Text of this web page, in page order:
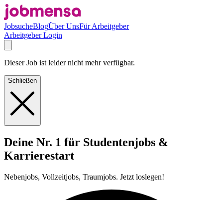
JobsucheBlogÜber UnsFür Arbeitgeber
Arbeitgeber Login
Dieser Job ist leider nicht mehr verfügbar.
Schließen
Deine Nr. 1 für Studentenjobs &
Karrierestart
Nebenjobs, Vollzeitjobs, Traumjobs. Jetzt loslegen!